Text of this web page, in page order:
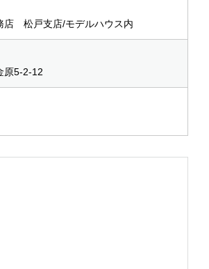
店 松戸支店/モデルハウス内
原5-2-12